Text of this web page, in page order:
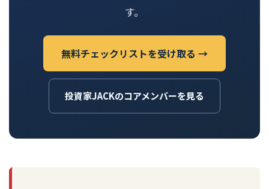
す。
無料チェックリストを受け取る →
投資家JACKのコアメンバーを見る